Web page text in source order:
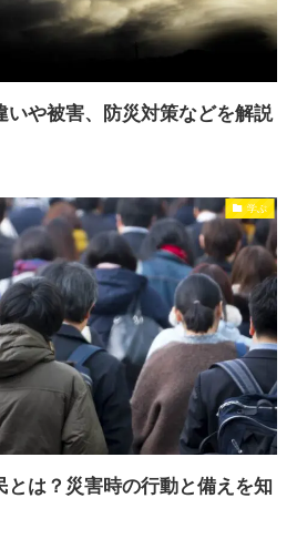
いや被害、防災対策などを解説
学ぶ
とは？災害時の行動と備えを知